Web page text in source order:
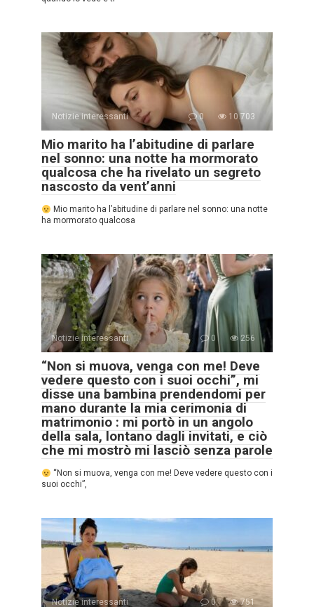
Notizie interessanti 0 10.703
Mio marito ha l’abitudine di parlare
nel sonno: una notte ha mormorato
qualcosa che ha rivelato un segreto
nascosto da vent’anni
Mio marito ha l’abitudine di parlare nel sonno: una notte
ha mormorato qualcosa
Notizie interessanti 0 256
“Non si muova, venga con me! Deve
vedere questo con i suoi occhi”, mi
disse una bambina prendendomi per
mano durante la mia cerimonia di
matrimonio : mi portò in un angolo
della sala, lontano dagli invitati, e ciò
che mi mostrò mi lasciò senza parole
“Non si muova, venga con me! Deve vedere questo con i
suoi occhi”,
Notizie interessanti 0 751